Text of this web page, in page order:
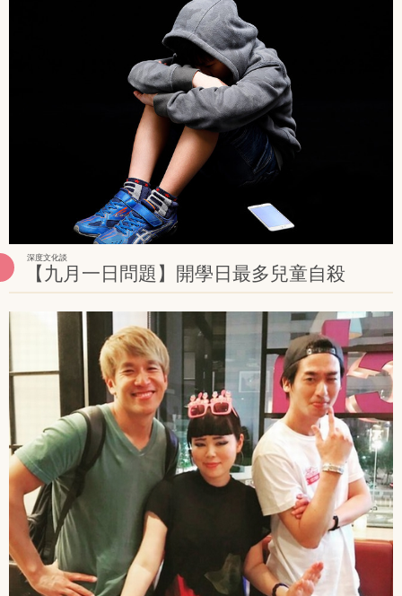
深度文化談
【九月一日問題】開學日最多兒童自殺